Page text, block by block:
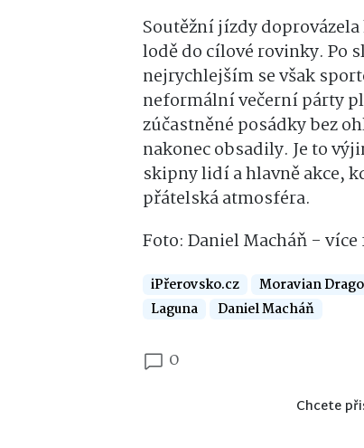
Soutěžní jízdy
lodě do cílové rovinky. Po
nejrychlejším se však
neformální večerní párty
zúčastněné posádky bez
nakonec obsadily. Je to
skipny lidí a hlavně akce,
přátelská atmosféra.
Foto: Daniel Macháň - více
iPřerovsko.cz Moravian
Laguna
Daniel Macháň
0
Chcete